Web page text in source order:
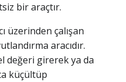
bir araçtır.
üzerinden çalışan
aracıdır.
değeri girerek ya da
küçültüp